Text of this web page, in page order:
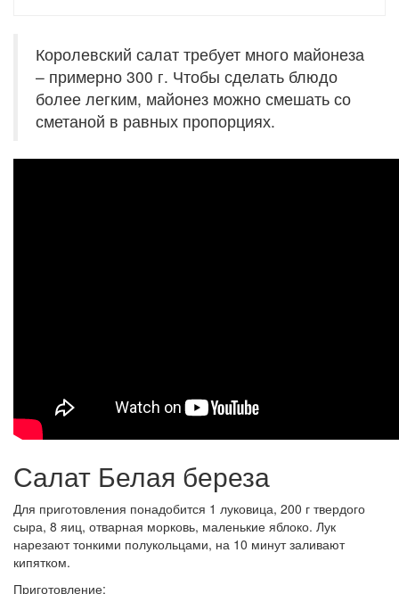
Королевский салат требует много майонеза
– примерно 300 г. Чтобы сделать блюдо
более легким, майонез можно смешать со
сметаной в равных пропорциях.
Салат Белая береза
Для приготовления понадобится 1 луковица, 200 г твердого
сыра, 8 яиц, отварная морковь, маленькие яблоко. Лук
нарезают тонкими полукольцами, на 10 минут заливают
кипятком.
Приготовление: